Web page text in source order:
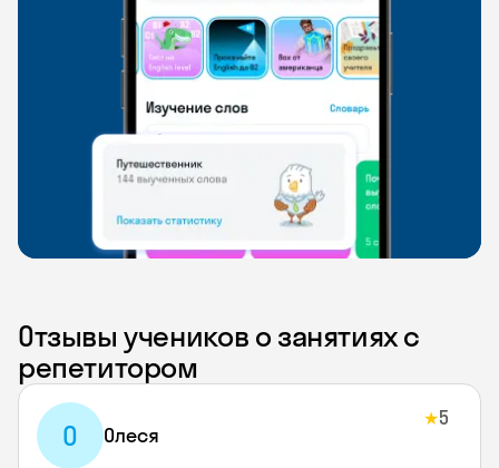
Отзывы учеников о занятиях с
репетитором
О Олеся
★5